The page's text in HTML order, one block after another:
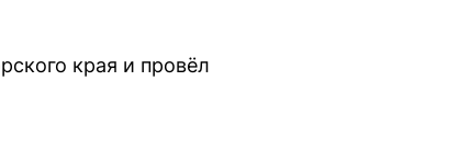
края и провёл